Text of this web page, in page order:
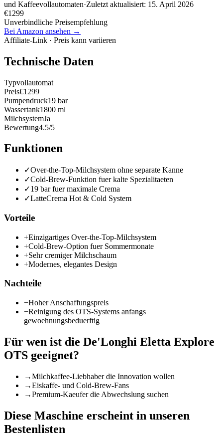
und Kaffeevollautomaten·Zuletzt aktualisiert: 15. April 2026
€1299
Unverbindliche Preisempfehlung
Bei Amazon ansehen →
Affiliate-Link · Preis kann variieren
Technische Daten
Typvollautomat
Preis€1299
Pumpendruck19 bar
Wassertank1800 ml
MilchsystemJa
Bewertung4.5/5
Funktionen
✓Over-the-Top-Milchsystem ohne separate Kanne
✓Cold-Brew-Funktion fuer kalte Spezialitaeten
✓19 bar fuer maximale Crema
✓LatteCrema Hot & Cold System
Vorteile
+Einzigartiges Over-the-Top-Milchsystem
+Cold-Brew-Option fuer Sommermonate
+Sehr cremiger Milchschaum
+Modernes, elegantes Design
Nachteile
−Hoher Anschaffungspreis
−Reinigung des OTS-Systems anfangs
gewoehnungsbeduerftig
Für wen ist die De'Longhi Eletta Explore
OTS geeignet?
→Milchkaffee-Liebhaber die Innovation wollen
→Eiskaffe- und Cold-Brew-Fans
→Premium-Kaeufer die Abwechslung suchen
Diese Maschine erscheint in unseren
Bestenlisten